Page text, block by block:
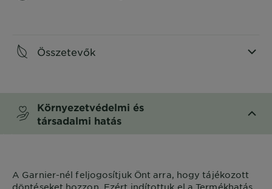
Összetevők
Környezetvédelmi és
társadalmi hatás
A Garnier-nél feljogosítjuk Önt arra, hogy tájékozott
döntéseket hozzon. Ezért indítottuk el a Termékhatás